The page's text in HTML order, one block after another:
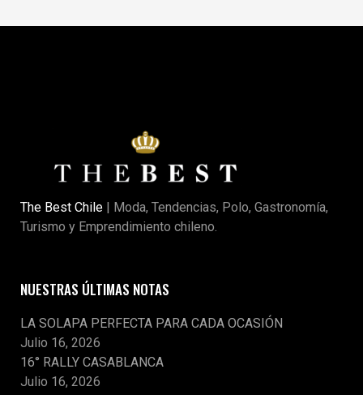
The Best Chile | Moda, Tendencias, Polo, Gastronomía,
Turismo y Emprendimiento chileno.
NUESTRAS ÚLTIMAS NOTAS
LA SOLAPA PERFECTA PARA CADA OCASIÓN
Julio 16, 2026
16° RALLY CASABLANCA
Julio 16, 2026